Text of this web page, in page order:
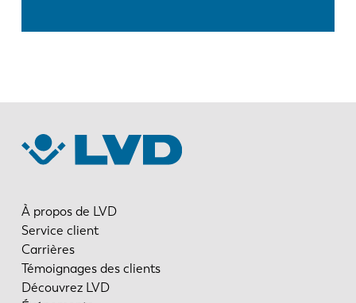
À propos de LVD
Service client
Carrières
Témoignages des clients
Découvrez LVD